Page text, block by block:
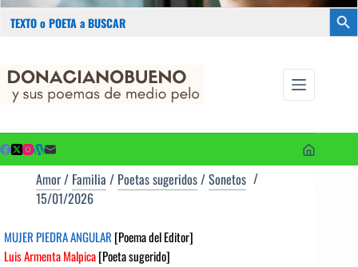
Buscar:
contenido
Amor/ Familia / Poetas sugeridos/Sonetos
15/01/2026
MUJER PIEDRA ANGULAR [Poema del Editor]
Luis Armenta Malpica[Poeta sugerido]